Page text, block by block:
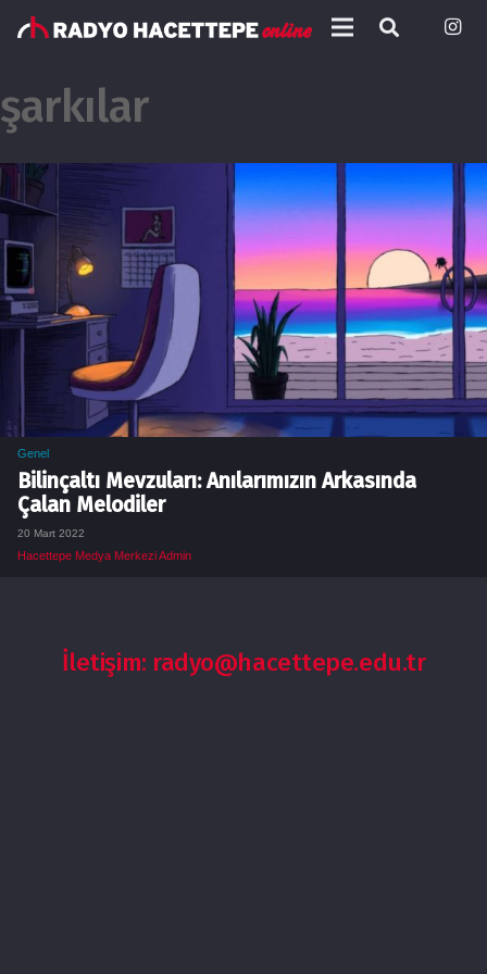
şarkılar
Genel
Bilinçaltı Mevzuları: Anılarımızın Arkasında
Çalan Melodiler
20 Mart 2022
Hacettepe Medya Merkezi Admin
İletişim: radyo@hacettepe.edu.tr